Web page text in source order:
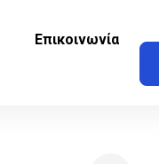
Επικοινωνία